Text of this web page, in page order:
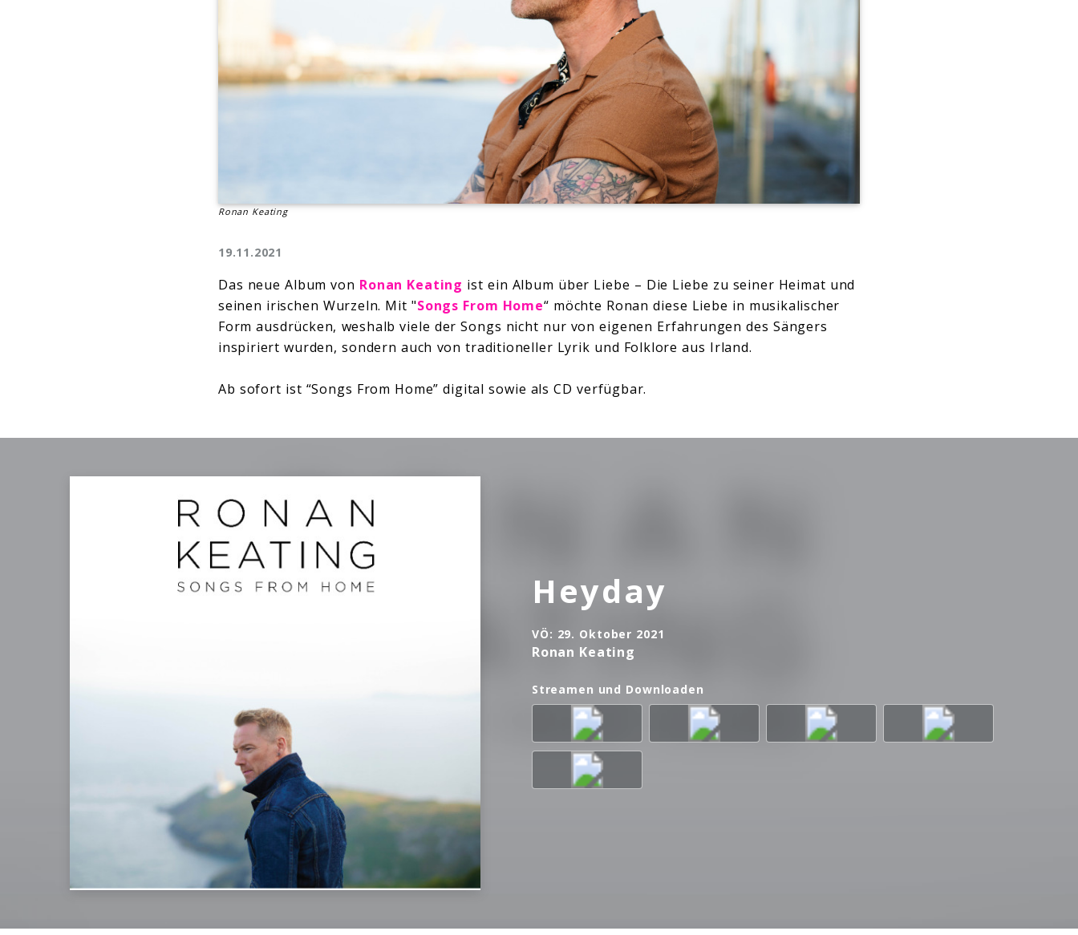
Ronan Keating
19.11.2021
Das neue Album von Ronan Keating ist ein Album über Liebe – Die Liebe zu seiner Heimat und
seinen irischen Wurzeln. Mit "Songs From Home“ möchte Ronan diese Liebe in musikalischer
Form ausdrücken, weshalb viele der Songs nicht nur von eigenen Erfahrungen des Sängers
inspiriert wurden, sondern auch von traditioneller Lyrik und Folklore aus Irland.
Ab sofort ist “Songs From Home” digital sowie als CD verfügbar.
Heyday
VÖ: 29. Oktober 2021
Ronan Keating
Streamen und Downloaden